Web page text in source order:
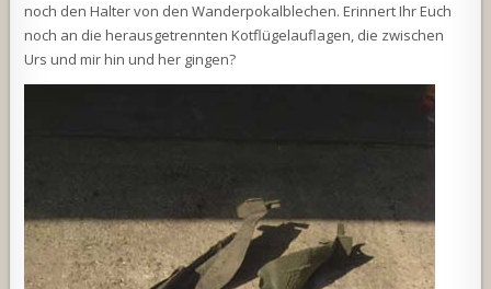
noch den Halter von den Wanderpokalblechen. Erinnert Ihr Euch
noch an die herausgetrennten Kotflügelauflagen, die zwischen
Urs und mir hin und her gingen?